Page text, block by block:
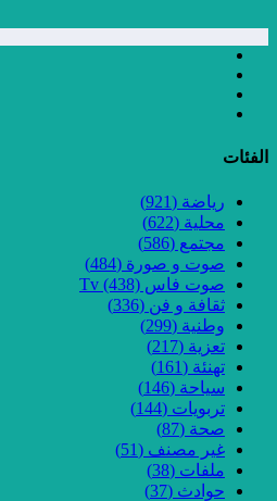
الفئات
رياضة (921)
محلية (622)
مجتمع (586)
صوت و صورة (484)
صوت فاس Tv (438)
ثقافة و فن (336)
وطنية (299)
تعزية (217)
تهنئة (161)
سياحة (146)
تربويات (144)
صحة (87)
غير مصنف (51)
ملفات (38)
حوادث (37)